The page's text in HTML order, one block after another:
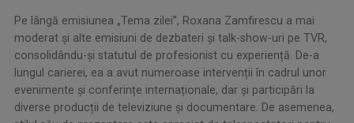
Pe lângă emisiunea „Tema zilei”, Roxana Zamfirescu a mai
moderat și alte emisiuni de dezbateri și talk-show-uri pe TVR,
consolidându-și statutul de profesionist cu experiență. De-a
lungul carierei, ea a avut numeroase intervenții în cadrul unor
evenimente și conferințe internaționale, dar și participări la
diverse producții de televiziune și documentare. De asemenea,